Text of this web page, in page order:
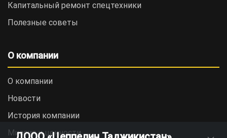
Капитальный ремонт спецтехники
Полезные советы
О компании
О компании
Новости
История компании
Миссия и ценности